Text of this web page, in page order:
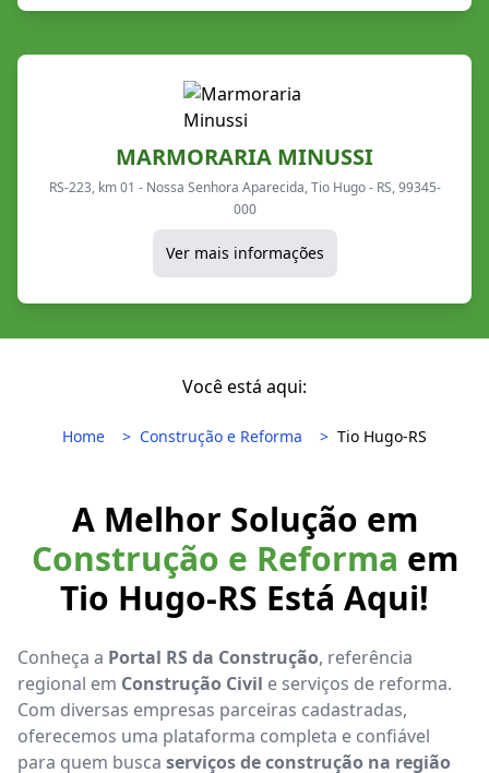
MARMORARIA MINUSSI
RS-223, km 01 - Nossa Senhora Aparecida, Tio Hugo - RS, 99345-
000
Ver mais informações
Você está aqui:
Home Construção e Reforma Tio Hugo-RS
A Melhor Solução em
Construção e Reforma em
Tio Hugo-RS Está Aqui!
Conheça a Portal RS da Construção, referência
regional em Construção Civil e serviços de reforma.
Com diversas empresas parceiras cadastradas,
oferecemos uma plataforma completa e confiável
para quem busca serviços de construção na região